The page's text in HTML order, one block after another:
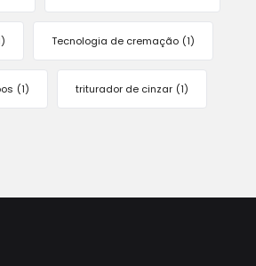
Tecnologia de cremação (1)
(1) triturador de cinzar (1)